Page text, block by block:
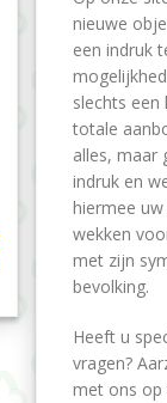
nieuwe
een indruk
slechts een
totale
alles, maar
indruk en
hiermee
wekken
met zijn
bevolking.
Heeft u
vragen?
met ons op